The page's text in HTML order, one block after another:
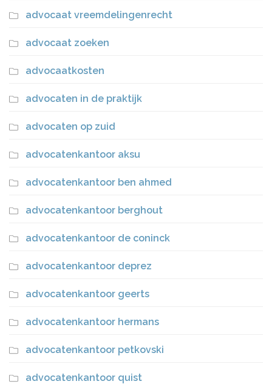
advocaat vreemdelingenrecht
advocaat zoeken
advocaatkosten
advocaten in de praktijk
advocaten op zuid
advocatenkantoor aksu
advocatenkantoor ben ahmed
advocatenkantoor berghout
advocatenkantoor de coninck
advocatenkantoor deprez
advocatenkantoor geerts
advocatenkantoor hermans
advocatenkantoor petkovski
advocatenkantoor quist